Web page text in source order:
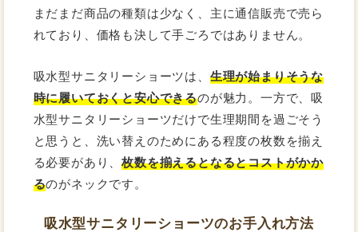
まだまだ商品の種類は少なく、主に通信販売で売ら
れており、価格も決して手ごろではありません。
吸水型サニタリーショーツは、 生理が始まりそうな
時に履いておくと安心できるのが魅力。一方で、吸
水型サニタリーショーツだけで生理期間を過ごそう
と思うと、洗い替えのためにある程度の枚数を揃え
る必要があり、枚数を揃えるとなるとコストがかか
るのがネックです。
吸水型サニタリーショーツのお手入れ方法